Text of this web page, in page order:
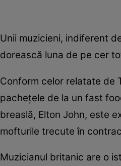
Unii muzicieni, indiferent
dorească luna de pe cer
Conform celor relatate de
pacheţele de la un fast
breaslă, Elton John, este
mofturile trecute în
Muzicianul britanic are o